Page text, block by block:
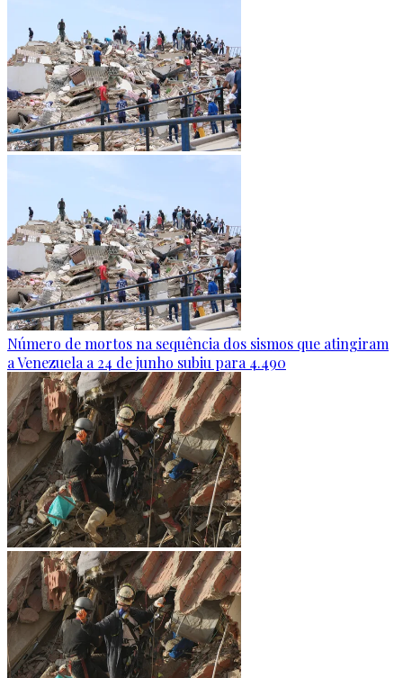
Número de mortos na sequência dos sismos que atingiram
a Venezuela a 24 de junho subiu para 4.490